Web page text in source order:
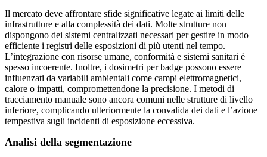
Il mercato deve affrontare sfide significative legate ai limiti delle
infrastrutture e alla complessità dei dati. Molte strutture non
dispongono dei sistemi centralizzati necessari per gestire in modo
efficiente i registri delle esposizioni di più utenti nel tempo.
L’integrazione con risorse umane, conformità e sistemi sanitari è
spesso incoerente. Inoltre, i dosimetri per badge possono essere
influenzati da variabili ambientali come campi elettromagnetici,
calore o impatti, compromettendone la precisione. I metodi di
tracciamento manuale sono ancora comuni nelle strutture di livello
inferiore, complicando ulteriormente la convalida dei dati e l’azione
tempestiva sugli incidenti di esposizione eccessiva.
Analisi della segmentazione